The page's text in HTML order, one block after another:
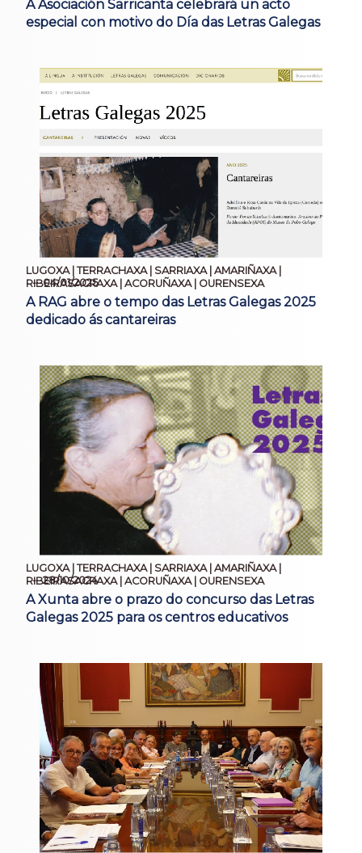
A Asociación Sarricanta celebrará un acto
especial con motivo do Día das Letras Galegas
LUGOXA | TERRACHAXA | SARRIAXA | AMARIÑAXA |
RIBEIRASACRAXA | ACORUÑAXA | OURENSEXA
04/01/2025
A RAG abre o tempo das Letras Galegas 2025
dedicado ás cantareiras
LUGOXA | TERRACHAXA | SARRIAXA | AMARIÑAXA |
RIBEIRASACRAXA | ACORUÑAXA | OURENSEXA
28/10/2024
A Xunta abre o prazo do concurso das Letras
Galegas 2025 para os centros educativos